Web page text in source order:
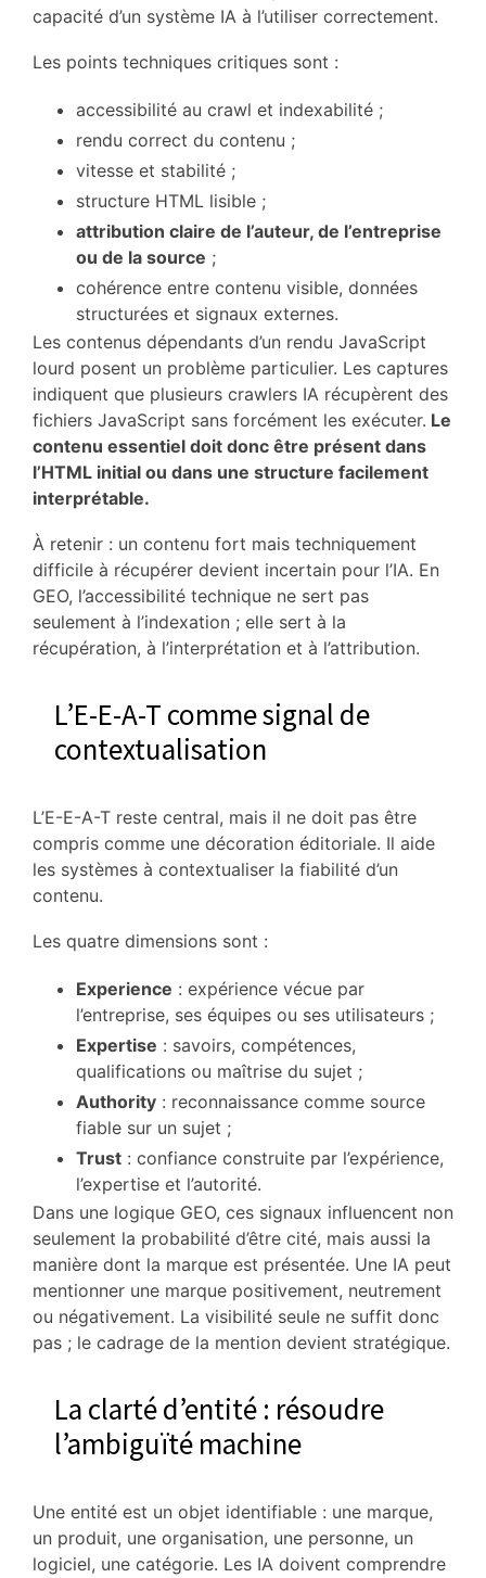
capacité d’un système IA à l’utiliser correctement.
Les points techniques critiques sont :
accessibilité au crawl et indexabilité ;
rendu correct du contenu ;
vitesse et stabilité ;
structure HTML lisible ;
attribution claire de l’auteur, de l’entreprise
ou de la source ;
cohérence entre contenu visible, données
structurées et signaux externes.
Les contenus dépendants d’un rendu JavaScript
lourd posent un problème particulier. Les captures
indiquent que plusieurs crawlers IA récupèrent des
fichiers JavaScript sans forcément les exécuter. Le
contenu essentiel doit donc être présent dans
l’HTML initial ou dans une structure facilement
interprétable.
À retenir : un contenu fort mais techniquement
difficile à récupérer devient incertain pour l’IA. En
GEO, l’accessibilité technique ne sert pas
seulement à l’indexation ; elle sert à la
récupération, à l’interprétation et à l’attribution.
L’E-E-A-T comme signal de
contextualisation
L’E-E-A-T reste central, mais il ne doit pas être
compris comme une décoration éditoriale. Il aide
les systèmes à contextualiser la fiabilité d’un
contenu.
Les quatre dimensions sont :
Experience : expérience vécue par
l’entreprise, ses équipes ou ses utilisateurs ;
Expertise : savoirs, compétences,
qualifications ou maîtrise du sujet ;
Authority : reconnaissance comme source
fiable sur un sujet ;
Trust : confiance construite par l’expérience,
l’expertise et l’autorité.
Dans une logique GEO, ces signaux influencent non
seulement la probabilité d’être cité, mais aussi la
manière dont la marque est présentée. Une IA peut
mentionner une marque positivement, neutrement
ou négativement. La visibilité seule ne suffit donc
pas ; le cadrage de la mention devient stratégique.
La clarté d’entité : résoudre
l’ambiguïté machine
Une entité est un objet identifiable : une marque,
un produit, une organisation, une personne, un
logiciel, une catégorie. Les IA doivent comprendre